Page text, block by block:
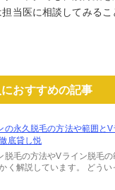
当医に相談してみるこ
おすすめの記事
の永久脱毛の方法や範囲と
底貸し悦
脱毛の方法やVライン脱毛
く解説しています。 どう